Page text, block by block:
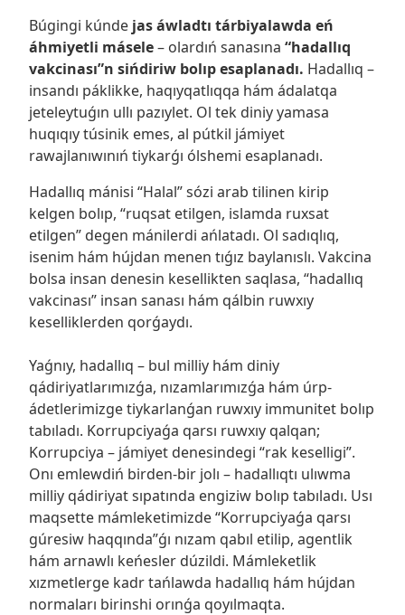
Búgingi kúnde jas áwladtı tárbiyalawda eń
áhmiyetli másele– olardıń sanasına “hadallıq
vakcinası”n sińdiriw bolıp esaplanadı. Hadallıq –
insandı páklikke, haqıyqatlıqqa hám ádalatqa
jeteleytuǵın ullı pazıylet. Ol tek diniy yamasa
huqıqıy túsinik emes, al pútkil jámiyet
rawajlanıwınıń tiykarǵı ólshemi esaplanadı.
Hadallıq mánisi “Halal” sózi arab tilinen kirip
kelgen bolıp, “ruqsat etilgen, islamda ruxsat
etilgen” degen mánilerdi ańlatadı. Ol sadıqlıq,
isenim hám hújdan menen tıǵız baylanıslı. Vakcina
bolsa insan denesin kesellikten saqlasa, “hadallıq
vakcinası” insan sanası hám qálbin ruwxıy
keselliklerden qorǵaydı.
Yaǵnıy, hadallıq – bul milliy hám diniy
qádiriyatlarımızǵa, nızamlarımızǵa hám úrp-
ádetlerimizge tiykarlanǵan ruwxıy immunitet bolıp
tabıladı. Korrupciyaǵa qarsı ruwxıy qalqan;
Korrupciya – jámiyet denesindegi “rak keselligi”.
Onı emlewdiń birden-bir jolı – hadallıqtı ulıwma
milliy qádiriyat sıpatında engiziw bolıp tabıladı. Usı
maqsette mámleketimizde “Korrupciyaǵa qarsı
gúresiw haqqında”ǵı nızam qabıl etilip, agentlik
hám arnawlı keńesler dúzildi. Mámleketlik
xızmetlerge kadr tańlawda hadallıq hám hújdan
normaları birinshi orınǵa qoyılmaqta.